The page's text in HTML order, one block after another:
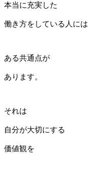
本当に充実した
働き方をしている人には
ある共通点が
あります。
それは
自分が大切にする
価値観を